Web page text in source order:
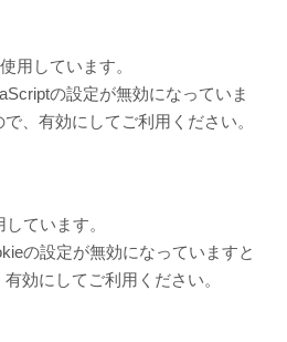
用しています。
の設定が無効になっていま
、有効にしてご利用ください。
ています。
の設定が無効になっていますと
効にしてご利用ください。